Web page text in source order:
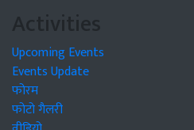
Activities
Upcoming Events
Events Update
फोरम
फोटो गैलरी